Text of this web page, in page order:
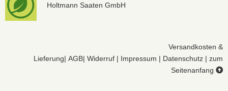
Holtmann Saaten GmbH
Versandkosten &
Lieferung| AGB| Widerruf | Impressum | Datenschutz | zum
Seitenanfang